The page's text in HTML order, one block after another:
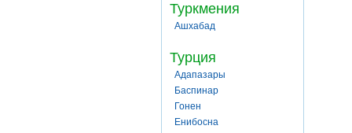
Туркмения
Ашхабад
Турция
Адапазары
Баспинар
Гонен
Енибосна